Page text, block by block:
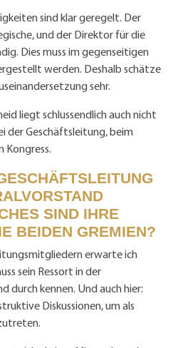
sind klar geregelt. Der
und der Direktor für die
Dies muss im gegenseitigen
werden. Deshalb schätze
sehr.
liegt schlussendlich auch nicht
der Geschäftsleitung, beim
Kongress.
SIND IHRE
BEIDEN GREMIEN?
erwarte ich
sein Ressort in der
durch kennen. Und auch hier:
Diskussionen, um als